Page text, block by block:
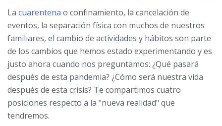
La cuarentena o confinamiento, la cancelación de
eventos, la separación física con muchos de nuestros
familiares, el cambio de actividades y hábitos son parte
de los cambios que hemos estado experimentando y es
justo ahora cuando nos preguntamos: ¿Qué pasará
después de esta pandemia? ¿Cómo será nuestra vida
después de esta crisis? Te compartimos cuatro
posiciones respecto a la "nueva realidad" que
tendremos.